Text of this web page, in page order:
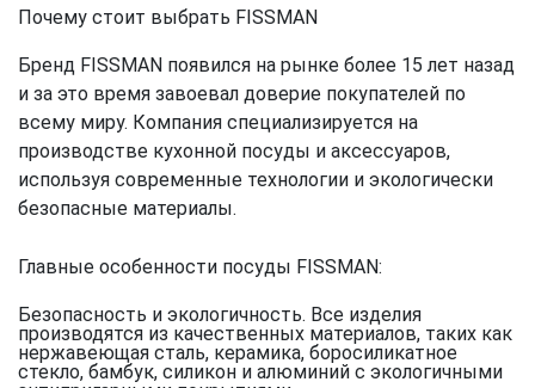
Почему стоит выбрать FISSMAN
Бренд FISSMAN появился на рынке более 15 лет назад
и за это время завоевал доверие покупателей по
всему миру. Компания специализируется на
производстве кухонной посуды и аксессуаров,
используя современные технологии и экологически
безопасные материалы.
Главные особенности посуды FISSMAN:
Безопасность и экологичность. Все изделия
производятся из качественных материалов, таких как
нержавеющая сталь, керамика, боросиликатное
стекло, бамбук, силикон и алюминий с экологичными